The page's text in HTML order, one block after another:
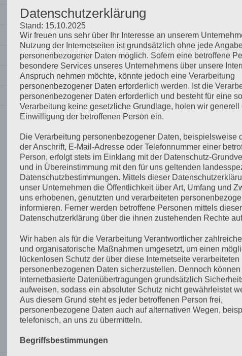
INVERTER 24V 230V SMART
€1.695,01 inkl 20% Mwst
5-9 Werktage
IN DEN WARENKORB
Datenschutzerklärung
Stand: 15.10.2025
Wir freuen uns sehr über Ihr Interesse an unserem
Nutzung der Internetseiten ist grundsätzlich ohne jede Angabe
personenbezogener Daten möglich. Sofern eine betroffene
besondere Services unseres Unternehmens über unsere
Anspruch nehmen möchte, könnte jedoch eine Verarbeitung
personenbezogener Daten erforderlich werden. Ist die
personenbezogener Daten erforderlich und besteht für eine
Verarbeitung keine gesetzliche Grundlage, holen wir generell
Einwilligung der betroffenen Person ein.
Die Verarbeitung personenbezogener Daten, beispielsweise
der Anschrift, E-Mail-Adresse oder Telefonnummer einer
Person, erfolgt stets im Einklang mit der Datenschutz-
und in Übereinstimmung mit den für uns geltenden
Datenschutzbestimmungen. Mittels dieser
unser Unternehmen die Öffentlichkeit über Art, Umfang und
uns erhobenen, genutzten und verarbeiteten
informieren. Ferner werden betroffene Personen mittels dieser
Datenschutzerklärung über die ihnen zustehenden Rechte
Wir haben als für die Verarbeitung Verantwortlicher
und organisatorische Maßnahmen umgesetzt, um einen
lückenlosen Schutz der über diese Internetseite verarbeiteten
personenbezogenen Daten sicherzustellen. Dennoch können
Internetbasierte Datenübertragungen grundsätzlich
aufweisen, sodass ein absoluter Schutz nicht gewährleistet
Aus diesem Grund steht es jeder betroffenen Person frei,
personenbezogene Daten auch auf alternativen Wegen,
telefonisch, an uns zu übermitteln.
Begriffsbestimmungen